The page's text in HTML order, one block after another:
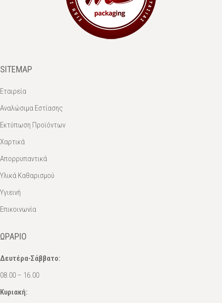
SITEMAP
Εταιρεία
Αναλώσιμα Εστίασης
Εκτύπωση Προϊόντων
Χαρτικά
Απορρυπαντικά
Υλικά Καθαρισμού
Υγιεινή
Επικοινωνία
ΩΡΆΡΙΟ
Δευτέρα-Σάββατο:
08.00 – 16.00
Κυριακή: